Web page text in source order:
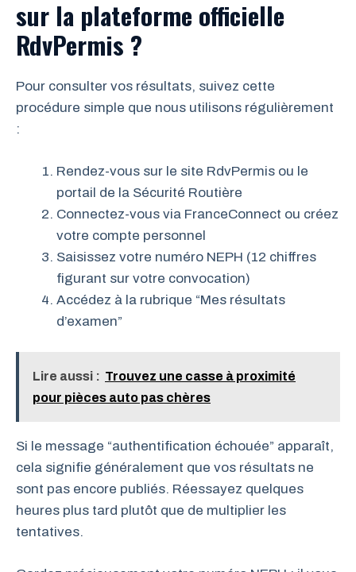
sur la plateforme officielle
RdvPermis ?
Pour consulter vos résultats, suivez cette
procédure simple que nous utilisons régulièrement
:
Rendez-vous sur le site RdvPermis ou le
portail de la Sécurité Routière
Connectez-vous via FranceConnect ou créez
votre compte personnel
Saisissez votre numéro NEPH (12 chiffres
figurant sur votre convocation)
Accédez à la rubrique “Mes résultats
d’examen”
Lire aussi : Trouvez une casse à proximité
pour pièces auto pas chères
Si le message “authentification échouée” apparaît,
cela signifie généralement que vos résultats ne
sont pas encore publiés. Réessayez quelques
heures plus tard plutôt que de multiplier les
tentatives.